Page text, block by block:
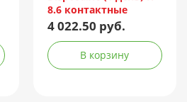
8.6 контактные
мягкие корриг. -1,50
4 022.50 руб.
В корзину